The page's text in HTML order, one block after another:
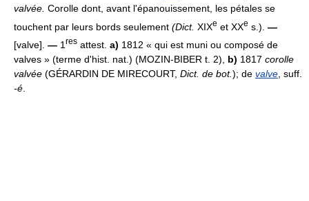
valvée. Corolle dont, avant l'épanouissement, les pétales se
touchent par leurs bords seulement (Dict. XIXe et XXe s.). —
[valve]. — 1 res attest. a) 1812 « qui est muni ou composé de
valves » (terme d'hist. nat.) (MOZIN-BIBER t. 2), b) 1817 corolle
valvée (GÉRARDIN DE MIRECOURT, Dict. de bot.); de valve , suff.
-é